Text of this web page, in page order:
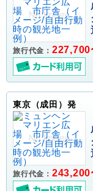
旅行代金： 227,700
東京（成田）発
旅行代金： 243,200